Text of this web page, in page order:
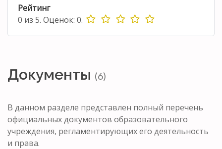
Рейтинг
0 из 5. Оценок: 0.
Документы (6)
В данном разделе представлен полный перечень
официальных документов образовательного
учреждения, регламентирующих его деятельность
и права.